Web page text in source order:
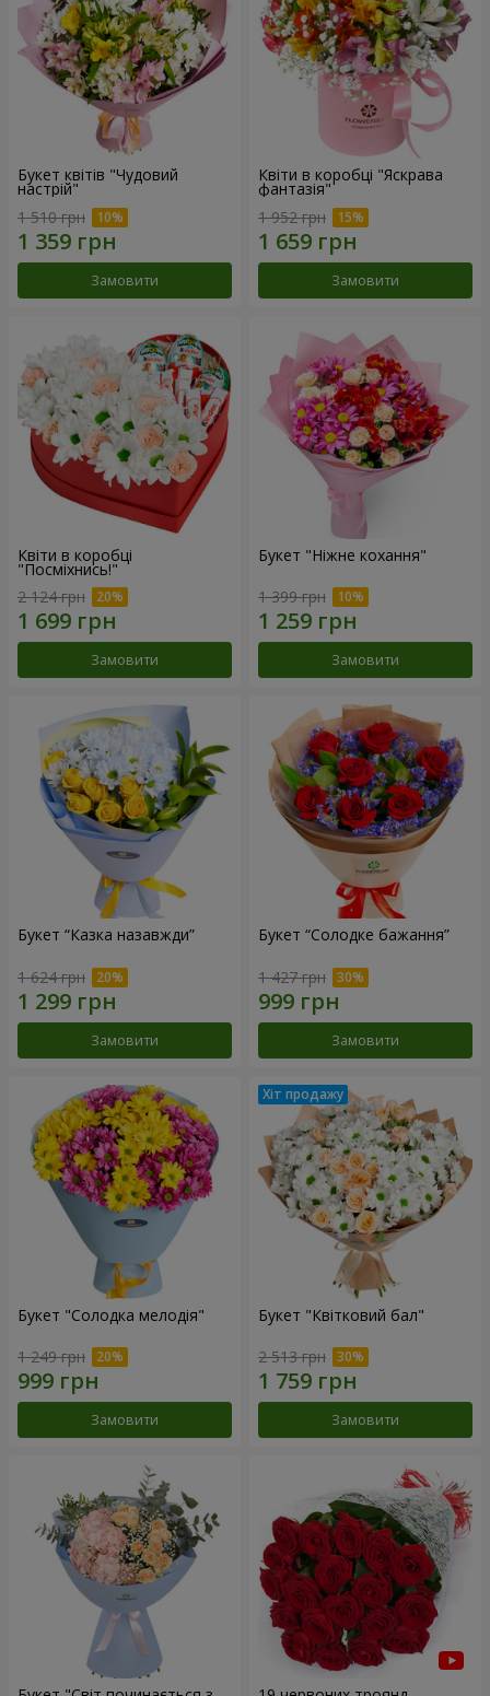
Букет квітів "Чудовий
настрій"
1 510 грн
Замовити
Квіти в коробці "Яскрава
фантазія"
1 952 грн
Замовити
Квіти в коробці
"Посміхнись!"
2 124 грн
Замовити
Букет "Ніжне кохання"
1 399 грн
Замовити
Букет “Казка назавжди”
1 624 грн
Замовити
Букет “Солодке бажання”
1 427 грн
Замовити
Букет "Солодка мелодія"
1 249 грн
Замовити
Букет "Квітковий бал"
2 513 грн
Замовити